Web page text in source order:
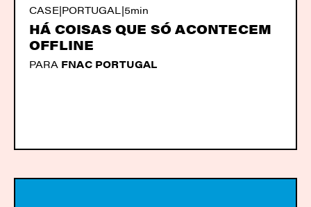
CASE|PORTUGAL|5min
HÁ COISAS QUE SÓ ACONTECEM
OFFLINE
PARA FNAC PORTUGAL